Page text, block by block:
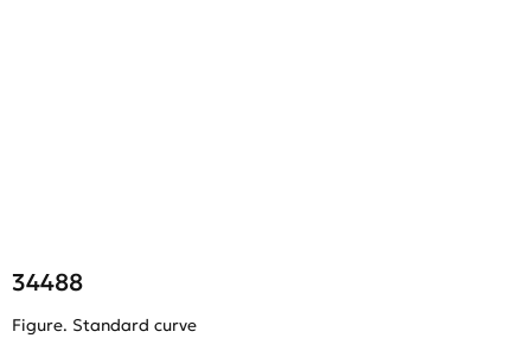
34488
Figure. Standard curve